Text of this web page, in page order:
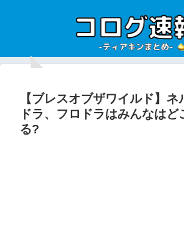
【ブレスオブザワイルド】
ドラ、フロドラはみんなはど
る?